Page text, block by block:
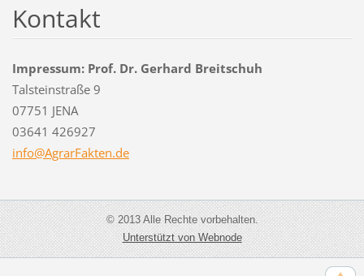
Kontakt
Impressum: Prof. Dr. Gerhard Breitschuh
Talsteinstraße 9
07751 JENA
03641 426927
info@AgrarFakten.de
© 2013 Alle Rechte vorbehalten.
Unterstützt von Webnode